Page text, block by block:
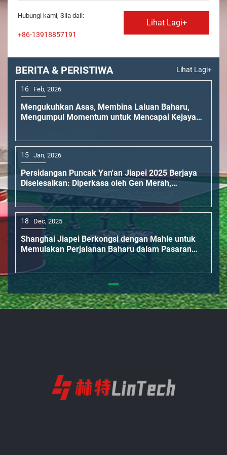
Hubungi kami, Sila dail:
+86-13918857191
Lihat Lagi+
BERITA & PERISTIWA Lihat Lagi+
Memperoleh Kepercayaan Pelanggan,
Membentuk Masa Depan’
Memulakan Perjalanan Baharu dalam Pasaran
Sekunder Chassis China
16 Feb, 2026
Mengukuhkan Asas, Membina Laluan Baharu,
Mengumpul Momentum untuk Mencapai Kejayaan
15 Jan, 2026
Persidangan Puncak Yan'an Jiapei 2025 Berjaya
Diselesaikan: Diperkasa oleh Gen Merah,
Memulakan Perjalanan Baharu ‘Menyemai Ambisi,
Memperoleh Kepercayaan Pelanggan,
Membentuk Masa Depan’
18 Dec, 2025
Shanghai Jiapei Berkongsi dengan Mahle untuk
Memulakan Perjalanan Baharu dalam Pasaran
Sekunder Chassis China